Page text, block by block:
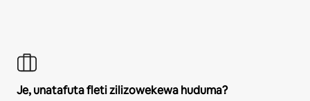
Je, unatafuta fleti zilizowekewa huduma?